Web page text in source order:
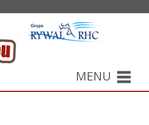
MENU